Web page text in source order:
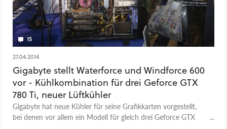
15
27.04.2014
Gigabyte stellt Waterforce und Windforce 600
vor - Kühlkombination für drei Geforce GTX
780 Ti, neuer Lüftkühler
Gigabyte hat neue Kühler für seine Grafikkarten vorgestellt,
bei denen vor allem ein Modell für gleich drei Geforce GTX